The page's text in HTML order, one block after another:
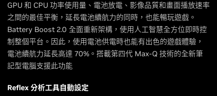
GPU 和 CPU 功率使用量、電池放電、影像品質和畫面播放速率
之間的最佳平衡，延長電池續航力的同時，也能暢玩遊戲。
Battery Boost 2.0 全面重新架構，使用人工智慧全方位即時控
制整個平台。因此，使用電池供電時也能有出色的遊戲體驗，
電池續航力延長高達 70%。搭載第四代 Max-Q 技術的全新筆
記型電腦支援此功能
Reflex 分析工具自動設定